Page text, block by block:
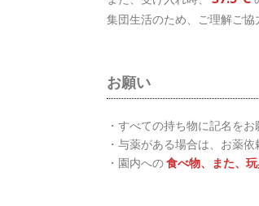
集団生活のため、ご理解ご協
お願い
・すべての持ち物に記名をお
・与薬がある場合は、お薬
・園内への食べ物、また、